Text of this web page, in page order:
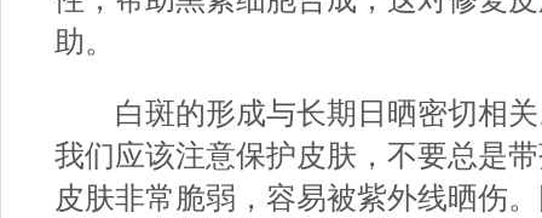
助。
白斑的形成与长期日晒密切相关
我们应该注意保护皮肤，不要总是
皮肤非常脆弱，容易被紫外线晒伤